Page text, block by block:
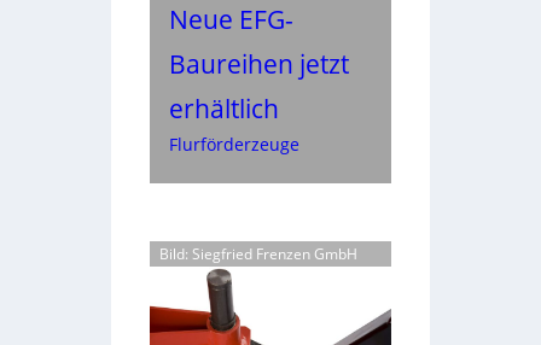
Neue EFG-
Baureihen jetzt
erhältlich
Flurförderzeuge
Bild: Siegfried Frenzen GmbH